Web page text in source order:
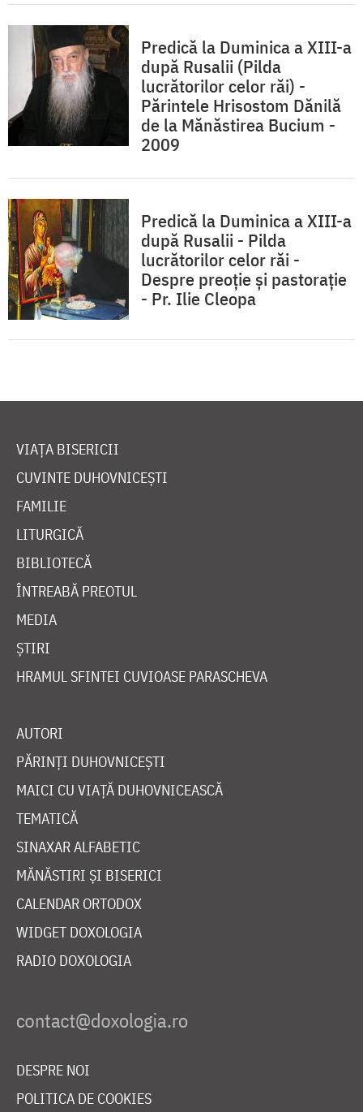
Predică la Duminica a XIII-a
după Rusalii (Pilda
lucrătorilor celor răi) -
Părintele Hrisostom Dănilă
de la Mănăstirea Bucium -
2009
Predică la Duminica a XIII-a
după Rusalii - Pilda
lucrătorilor celor răi -
Despre preoţie şi pastoraţie
- Pr. Ilie Cleopa
VIAȚA BISERICII
CUVINTE DUHOVNICEȘTI
FAMILIE
LITURGICĂ
BIBLIOTECĂ
ÎNTREABĂ PREOTUL
MEDIA
ȘTIRI
HRAMUL SFINTEI CUVIOASE PARASCHEVA
AUTORI
PĂRINȚI DUHOVNICEȘTI
MAICI CU VIAȚĂ DUHOVNICEASCĂ
TEMATICĂ
SINAXAR ALFABETIC
MĂNĂSTIRI ȘI BISERICI
CALENDAR ORTODOX
WIDGET DOXOLOGIA
RADIO DOXOLOGIA
DESPRE NOI
POLITICA DE COOKIES